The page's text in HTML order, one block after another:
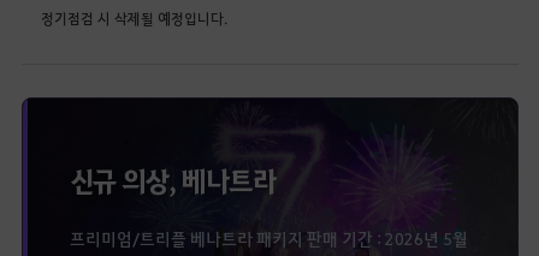
정기점검 시 삭제될 예정입니다.
신규 의상, 베나트라
프리미엄/트리플 베나트라 패키지 판매 기간 : 2026년 5월